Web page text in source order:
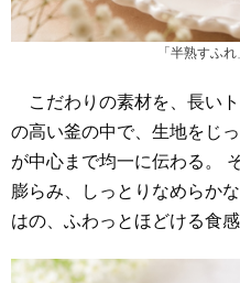
「半熟すふ
こだわりの素材を、長い
の高い釜の中で、生地をじ
が中心まで均一に伝わる。
膨らみ、しっとりなめらか
はの、ふわっとほどける食感